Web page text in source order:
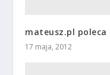
mateusz.pl poleca
17 maja, 2012